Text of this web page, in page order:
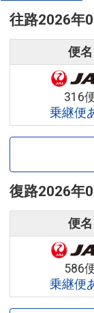
往路2026年
便名
316
乗継便
復路2026年
便名
586
乗継便